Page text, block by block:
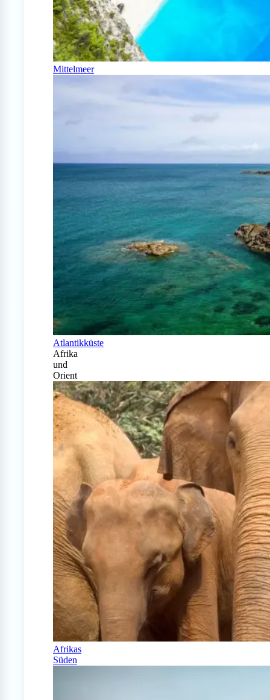
Mittelmeer
Atlantikküste
Afrika
und
Orient
Afrikas
Süden